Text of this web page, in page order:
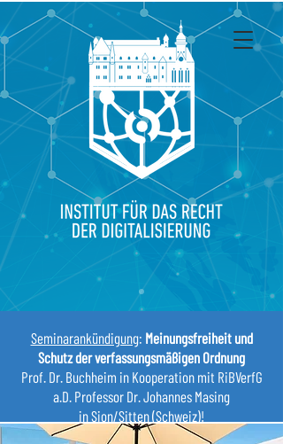
Seminarankündigung: Meinungsfreiheit und
Schutz der verfassungsmäßigen Ordnung
Prof. Dr. Buchheim in Kooperation mit RiBVerfG
a.D. Professor Dr. Johannes Masing
in Sion/Sitten (Schweiz)!